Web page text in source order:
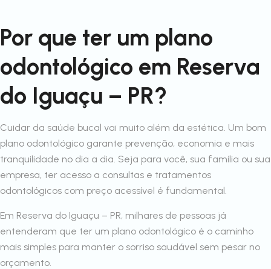
Por que ter um plano
odontológico em Reserva
do Iguaçu – PR?
Cuidar da saúde bucal vai muito além da estética. Um bom
plano odontológico garante prevenção, economia e mais
tranquilidade no dia a dia. Seja para você, sua família ou sua
empresa, ter acesso a consultas e tratamentos
odontológicos com preço acessível é fundamental.
Em Reserva do Iguaçu – PR, milhares de pessoas já
entenderam que ter um plano odontológico é o caminho
mais simples para manter o sorriso saudável sem pesar no
orçamento.